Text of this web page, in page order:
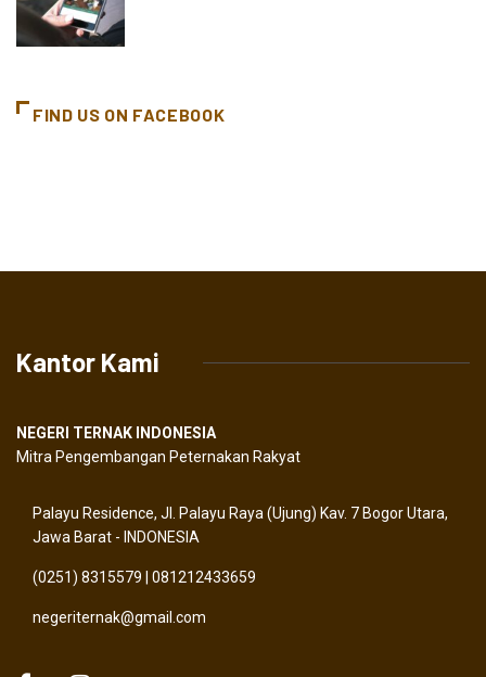
FIND US ON FACEBOOK
Kantor Kami
NEGERI TERNAK INDONESIA
Mitra Pengembangan Peternakan Rakyat
Palayu Residence, Jl. Palayu Raya (Ujung) Kav. 7 Bogor Utara,
Jawa Barat - INDONESIA
(0251) 8315579 | 081212433659
negeriternak@gmail.com